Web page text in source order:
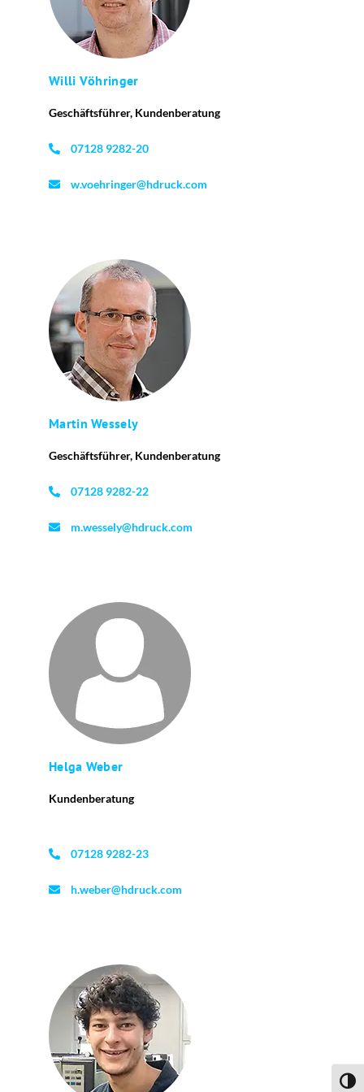
Willi Vöhringer
Geschäftsführer, Kundenberatung
07128 9282-20
w.voehringer@hdruck.com
Martin Wessely
Geschäftsführer, Kundenberatung
07128 9282-22
m.wessely@hdruck.com
Helga Weber
Kundenberatung
07128 9282-23
h.weber@hdruck.com